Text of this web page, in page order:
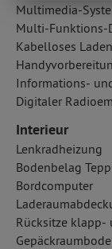
Multimedia-
Multi-Funktions-
Kabelloses
Informations-
Digitaler
Interieur
Lenkradheizung
Bodenbelag
Bordcomputer
Rücksitze klapp-